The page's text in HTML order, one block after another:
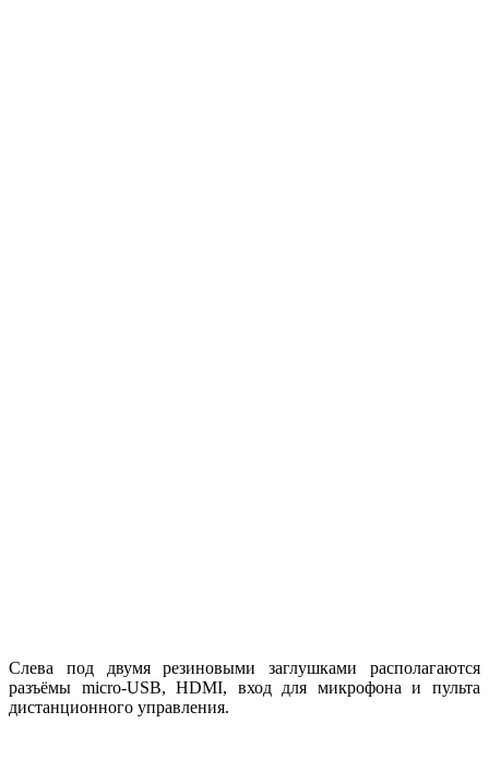
Слева под двумя резиновыми заглушками располагаются
разъёмы micro-USB, HDMI, вход для микрофона и пульта
дистанционного управления.